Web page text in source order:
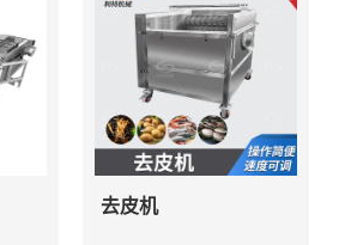
去皮机